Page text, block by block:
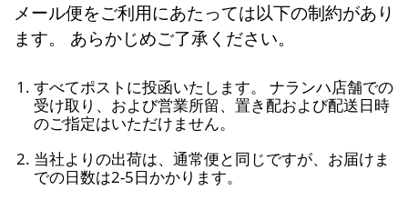
メール便をご利用にあたっては以下の制約があり
ます。 あらかじめご了承ください。
すべてポストに投函いたします。 ナランハ店舗での
受け取り、および営業所留、置き配および配送日時
のご指定はいただけません。
当社よりの出荷は、通常便と同じですが、お届けま
での日数は2-5日かかります。